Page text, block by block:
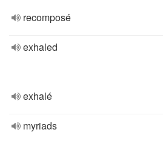
recomposé
exhaled
exhalé
myriads